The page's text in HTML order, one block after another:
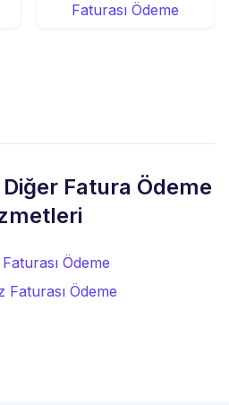
Faturası Ödeme
Fatura Ödeme
Ödeme
Faturası Ödeme